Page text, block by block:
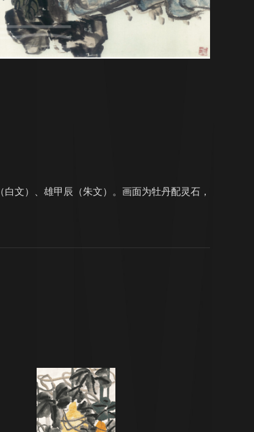
文）、雄甲辰（朱文）。画面为牡丹配灵石，